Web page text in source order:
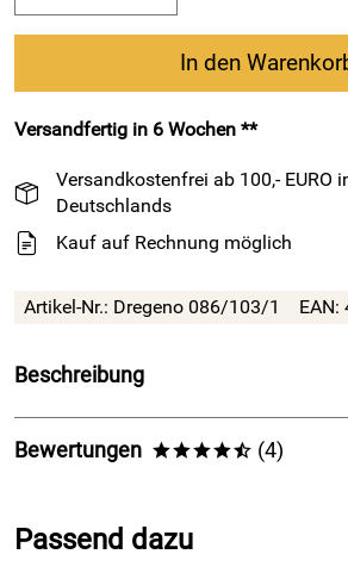
In den
Versandfertig in 6 Wochen **
Versandkostenfrei ab 100,- EURO
Deutschlands
Kauf auf Rechnung möglich
Artikel-Nr.: Dregeno 086/103/1
Beschreibung
Eine reizende, hochwertige Kinder- und
das Nachtschränkchen, die
stellen den Nachthimmel auf dieser
Bewertungen ****/ (4)
Passend dazu